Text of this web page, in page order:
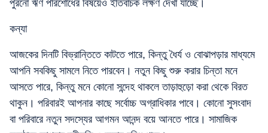
পুরনো ঋণ পরিশোধের বিষয়েও ইতিবাচক লক্ষণ দেখা যাচ্ছে।
কন্যা
আজকের দিনটি বিভ্রান্তিতে কাটতে পারে, কিন্তু ধৈর্য ও বোঝাপড়ার মাধ্যমে
আপনি সবকিছু সামলে নিতে পারবেন। নতুন কিছু শুরু করার চিন্তা মনে
আসতে পারে, কিন্তু মনে কোনো সন্দেহ থাকলে তাড়াহুড়ো করা থেকে বিরত
থাকুন। পরিবারই আপনার কাছে সর্বোচ্চ অগ্রাধিকার পাবে। কোনো সুসংবাদ
বা পরিবারে নতুন সদস্যের আগমন আনন্দ বয়ে আনতে পারে। সামাজিক